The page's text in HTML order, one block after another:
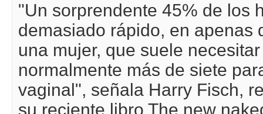
"Un sorprendente 45% de los
demasiado rápido, en apenas
una mujer, que suele
normalmente más de siete
vaginal", señala Harry Fisch,
su reciente libro The new